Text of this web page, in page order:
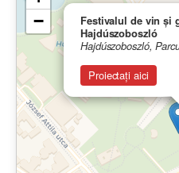
Festivalul de vin și
Hajdúszoboszló
Hajdúszoboszló,
Proiectați aici
−